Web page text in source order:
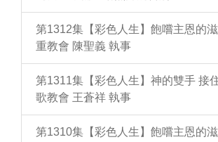
第1312集【彩色人生】飽嚐主恩的
重教會 陳聖義 執事
第1311集【彩色人生】神的雙手 接
歌教會 王蒼祥 執事
第1310集【彩色人生】飽嚐主恩的